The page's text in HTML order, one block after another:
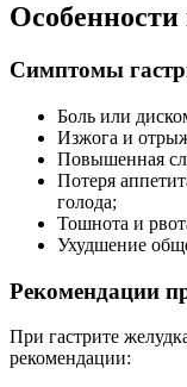
Особенности
Симптомы
Боль или
Изжога и
Повышенная
Потеря
голода;
Тошнота и
Ухудшение
Рекомендации
При гастрите
рекомендации: